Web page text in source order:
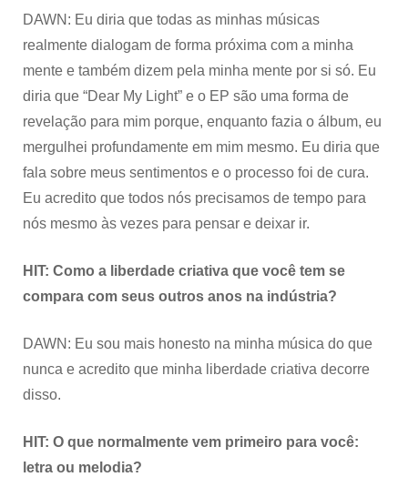
DAWN: Eu diria que todas as minhas músicas
realmente dialogam de forma próxima com a minha
mente e também dizem pela minha mente por si só. Eu
diria que “Dear My Light” e o EP são uma forma de
revelação para mim porque, enquanto fazia o álbum, eu
mergulhei profundamente em mim mesmo. Eu diria que
fala sobre meus sentimentos e o processo foi de cura.
Eu acredito que todos nós precisamos de tempo para
nós mesmo às vezes para pensar e deixar ir.
HIT: Como a liberdade criativa que você tem se
compara com seus outros anos na indústria?
DAWN: Eu sou mais honesto na minha música do que
nunca e acredito que minha liberdade criativa decorre
disso.
HIT: O que normalmente vem primeiro para você:
letra ou melodia?